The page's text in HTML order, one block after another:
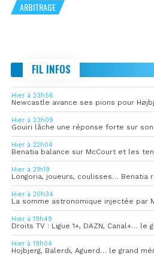
ARBITRAGE
FIL INFOS
Hier à 23h56
Hier à 23h09
Gouiri lâche une réponse forte sur son
Hier à 22h04
Benatia balance sur McCourt et les
Hier à 21h19
Longoria, joueurs, coulisses… Benatia
Hier à 20h34
Hier à 19h49
Droits TV : Ligue 1+, DAZN, Canal+… le
Hier à 19h04
Hojbjerg, Balerdi, Aguerd… le grand